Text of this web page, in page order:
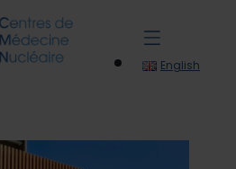
English